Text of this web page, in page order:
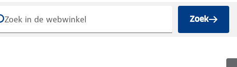
Zoek